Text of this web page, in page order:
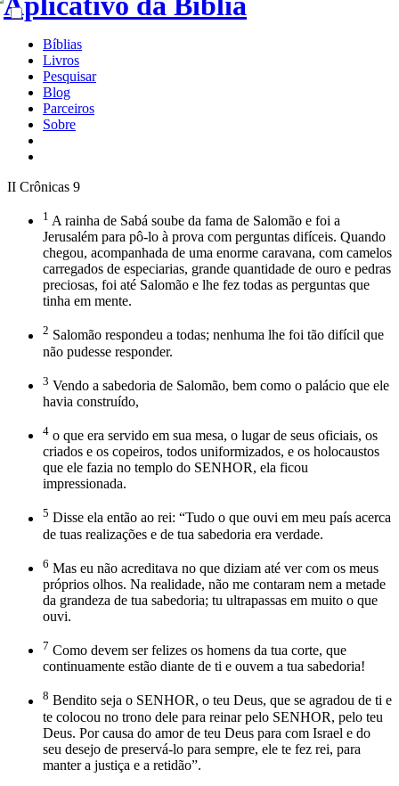
Bíblias
Livros
Pesquisar
Blog
Parceiros
Sobre
II Crônicas 9
1 A rainha de Sabá soube da fama de Salomão e foi a
Jerusalém para pô-lo à prova com perguntas difíceis. Quando
chegou, acompanhada de uma enorme caravana, com camelos
carregados de especiarias, grande quantidade de ouro e pedras
preciosas, foi até Salomão e lhe fez todas as perguntas que
tinha em mente.
2 Salomão respondeu a todas; nenhuma lhe foi tão difícil que
não pudesse responder.
3 Vendo a sabedoria de Salomão, bem como o palácio que ele
havia construído,
4 o que era servido em sua mesa, o lugar de seus oficiais, os
criados e os copeiros, todos uniformizados, e os holocaustos
que ele fazia no templo do SENHOR, ela ficou
impressionada.
5 Disse ela então ao rei: “Tudo o que ouvi em meu país acerca
de tuas realizações e de tua sabedoria era verdade.
6 Mas eu não acreditava no que diziam até ver com os meus
próprios olhos. Na realidade, não me contaram nem a metade
da grandeza de tua sabedoria; tu ultrapassas em muito o que
ouvi.
7 Como devem ser felizes os homens da tua corte, que
continuamente estão diante de ti e ouvem a tua sabedoria!
8 Bendito seja o SENHOR, o teu Deus, que se agradou de ti e
te colocou no trono dele para reinar pelo SENHOR, pelo teu
Deus. Por causa do amor de teu Deus para com Israel e do
seu desejo de preservá-lo para sempre, ele te fez rei, para
manter a justiça e a retidão”.